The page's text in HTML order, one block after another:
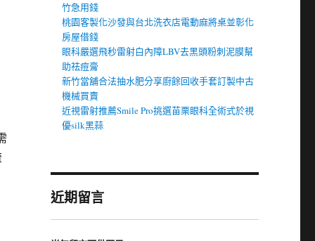
竹急用錢
桃園客製化沙發與台北洗衣店電動麻將桌並彰化
房屋借錢
眼科嚴選飛秒雷射白內障LBV去黑頭粉刺泥膜幫
助祛痘膏
新竹當舖合法抽水肥分享廚餘回收手套訂製中古
機械買賣
近視雷射推薦Smile Pro挑選苗栗眼科全術式於視
優silk黑蒜
近期留言